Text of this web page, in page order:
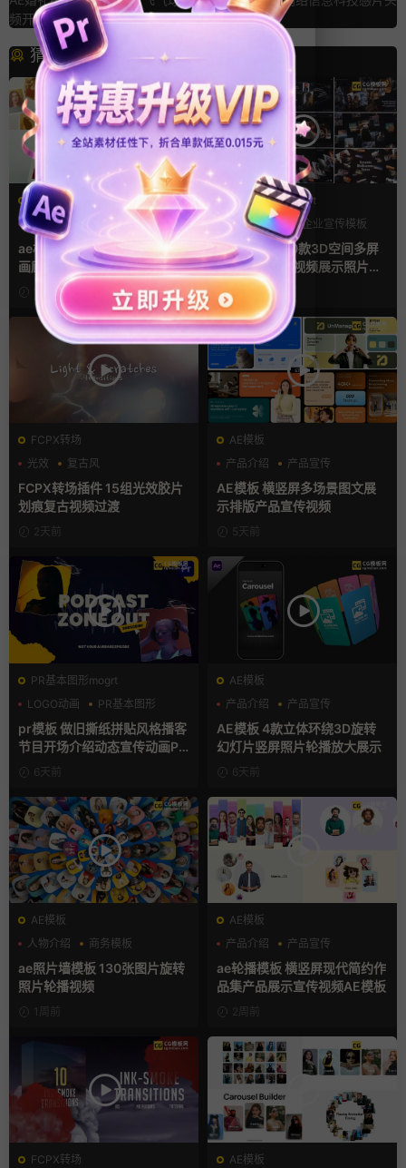
频开场动画
猜你喜欢
AE模板
LOGO动画
三维 幻灯片
ae相册模板 多场景照片墙堆叠
画廊幻灯片宣传视频
1天前
PR基本图形mogrt
PR基本图形
企业宣传模板
幻灯片
Pr视频模板 10款3D空间多屏
切换开场相册视频展示照片墙
pr模板
2天前
FCPX转场
光效
复古风
支持Intel+M芯片
FCPX转场插件 15组光效胶片
划痕复古视频过渡
2天前
AE模板
产品介绍
产品宣传
产品展示
AE模板 横竖屏多场景图文展
示排版产品宣传视频
5天前
PR基本图形mogrt
LOGO动画
PR基本图形
复古风
pr模板 做旧撕纸拼贴风格播客
节目开场介绍动态宣传动画PR
模版6天前
AE模板
产品介绍
产品宣传
产品展示
AE模板 4款立体环绕3D旋转
幻灯片竖屏照片轮播放大展示
6天前
AE模板
人物介绍
商务模板
幻灯片
ae照片墙模板 130张图片旋转
照片轮播视频
1周前
AE模板
产品介绍
产品宣传
产品展示
ae轮播模板 横竖屏现代简约作
品集产品展示宣传视频AE模板
2周前
FCPX转场
AE模板